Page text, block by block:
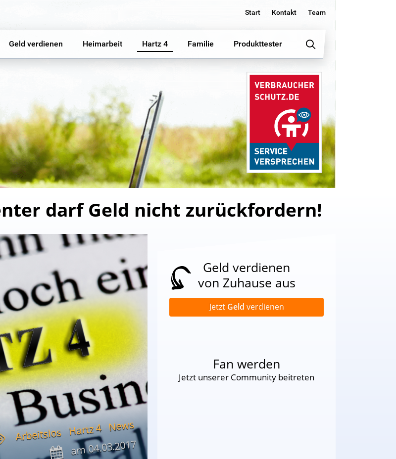
Start Kontakt Team
Geld verdienen Heimarbeit Hartz 4 Familie Produkttester
darf Geld nicht zurückfordern!
Arbeitslos Hartz 4 News
am04.03.2017
Geld verdienen
von Zuhause aus
Jetzt Geld verdienen
Fan werden
Jetzt unserer Community beitreten